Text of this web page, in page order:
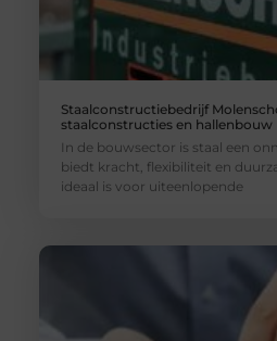
Staalconstructiebedrijf
staalconstructies en hallenbouw
In de bouwsector is staal een
biedt kracht, flexibiliteit en
ideaal is voor uiteenlopende